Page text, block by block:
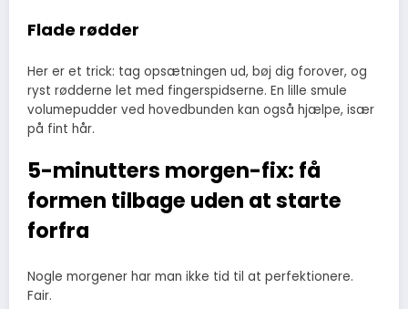
Flade rødder
Her er et trick: tag opsætningen ud, bøj dig forover, og
ryst rødderne let med fingerspidserne. En lille smule
volumepudder ved hovedbunden kan også hjælpe, især
på fint hår.
5-minutters morgen-fix: få
formen tilbage uden at starte
forfra
Nogle morgener har man ikke tid til at perfektionere.
Fair.